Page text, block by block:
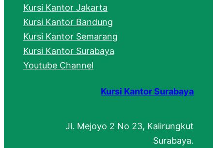
Kursi Kantor Jakarta
Kursi Kantor Bandung
Kursi Kantor Semarang
Kursi Kantor Surabaya
Youtube Channel
Kursi Kantor Surabaya
Jl. Mejoyo 2 No 23, Kalirungkut
Surabaya.